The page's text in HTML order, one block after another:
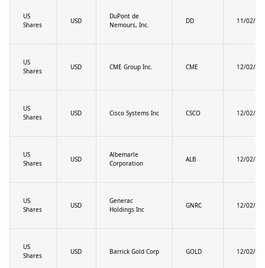
US
Shares
USD
DuPont de
Nemours, Inc.
DD 11/02/
US
Shares
USD CME Group Inc. CME 12/02/
US
Shares
USD Cisco Systems Inc CSCO 12/02/
US
Shares
USD
Albemarle
Corporation
ALB 12/02/
US
Shares
USD
Generac
Holdings Inc
GNRC 12/02/
US
Shares
USD Barrick Gold Corp GOLD 12/02/